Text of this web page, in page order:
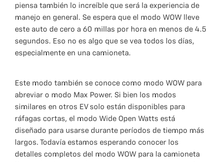
piensa también lo increíble que será la experiencia de
manejo en general. Se espera que el modo WOW lleve
este auto de cero a 60 millas por hora en menos de 4.5
segundos. Eso no es algo que se vea todos los días,
especialmente en una camioneta.
Este modo también se conoce como modo WOW para
abreviar o modo Max Power. Si bien los modos
similares en otros EV solo están disponibles para
ráfagas cortas, el modo Wide Open Watts está
diseñado para usarse durante períodos de tiempo más
largos. Todavía estamos esperando conocer los
detalles completos del modo WOW para la camioneta